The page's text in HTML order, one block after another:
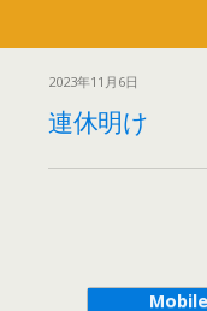
2023年11月6日
連休明け
Mobile